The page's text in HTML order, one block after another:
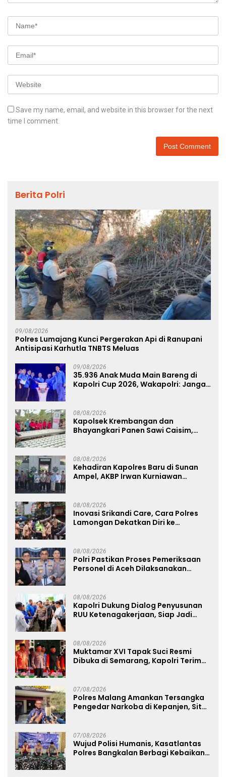
Save my name, email, and website in this browser for the next
time I comment.
Berita Polri
09/08/2026
Polres Lumajang Kunci Pergerakan Api di Ranupani
Antisipasi Karhutla TNBTS Meluas
09/08/2026
35.936 Anak Muda Main Bareng di
Kapolri Cup 2026, Wakapolri: Jangan
08/08/2026
Kapolsek Krembangan dan
Bhayangkari Panen Sawi Caisim,
08/08/2026
Kehadiran Kapolres Baru di Sunan
Ampel, AKBP Irwan Kurniawan
08/08/2026
Inovasi Srikandi Care, Cara Polres
Lamongan Dekatkan Diri ke
08/08/2026
Polri Pastikan Proses Pemeriksaan
Personel di Aceh Dilaksanakan
08/08/2026
Kapolri Dukung Dialog Penyusunan
RUU Ketenagakerjaan, Siap Jadi
08/08/2026
Muktamar XVI Tapak Suci Resmi
Dibuka di Semarang, Kapolri Terima
07/08/2026
Polres Malang Amankan Tersangka
Pengedar Narkoba di Kepanjen, Sita
07/08/2026
Wujud Polisi Humanis, Kasatlantas
Polres Bangkalan Berbagi Kebaikan